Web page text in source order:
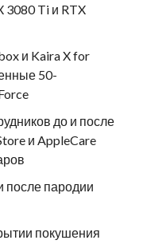
3080 Ti и RTX
и Kaira X for
50-
до и после
и AppleCare
после пародии
покушения